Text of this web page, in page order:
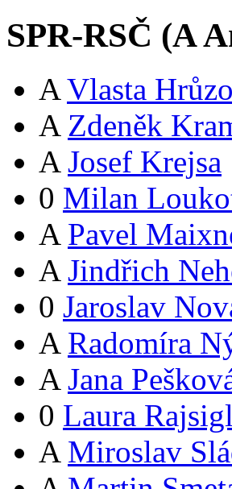
SPR-RSČ (A
A Vlasta
A Zdeněk
A Josef Krejsa
0 Milan
A Pavel
A Jindřich
0 Jaroslav
A Radomíra
A Jana
0 Laura
A Miroslav